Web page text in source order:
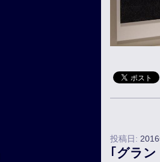
投稿日:
｢グラ